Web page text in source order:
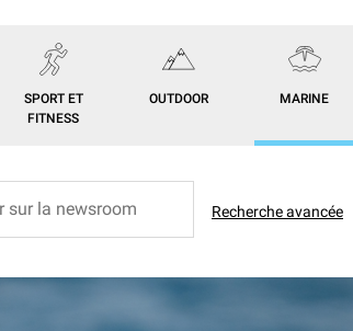
SPORT ET
FITNESS
OUTDOOR MARINE
Recherche avancée